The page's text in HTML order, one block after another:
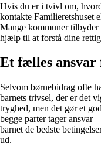
Hvis du er i tvivl om,
kontakte Familieretshuset
Mange kommuner
hjælp til at forstå dine
Et fælles
Selvom børnebidrag ofte
barnets trivsel, der er det
tryghed, men det gør et
begge parter tager ansvar
barnet de bedste
ud.